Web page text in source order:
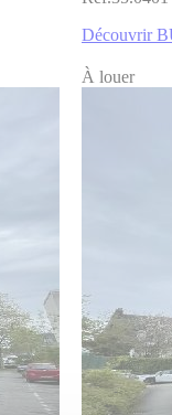
Découvrir
À louer